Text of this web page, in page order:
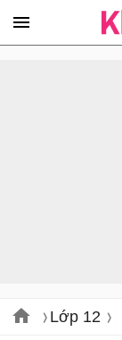
Lớp 12